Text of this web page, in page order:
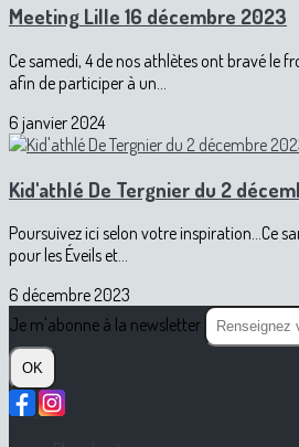
Meeting Lille 16 décembre 2023
Ce samedi, 4 de nos athlètes ont bravé le
afin de participer à un...
6 janvier 2024
Kid'athlé De Tergnier du 2
Poursuivez ici selon votre inspiration...Ce
pour les Éveils et...
6 décembre 2023
Je m'abonne à la newsletter
OK